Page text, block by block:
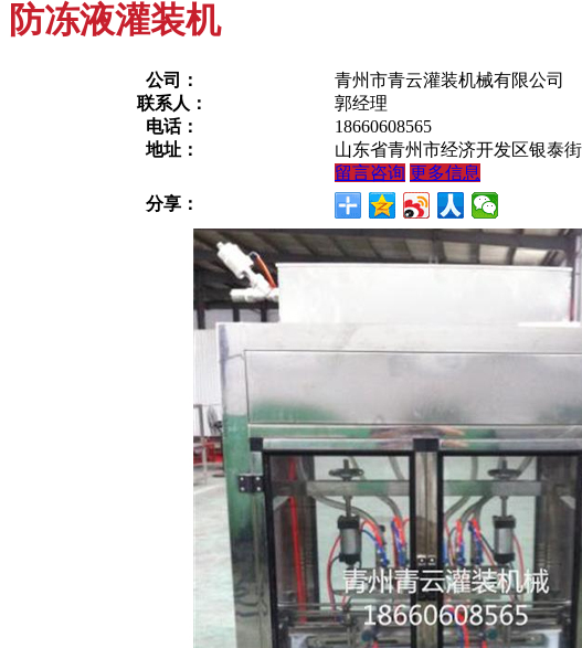
防冻液灌装机
公司：
青州市青云灌装机械有限公司
联系人：
郭经理
电话：
18660608565
地址：
山东省青州市经济开发区银泰街
留言咨询 更多信息
分享：